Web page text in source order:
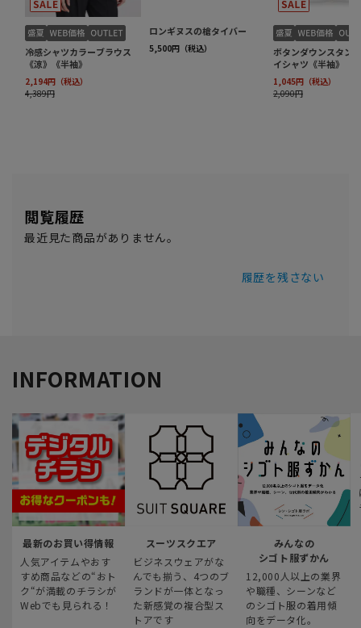
閲覧履歴
最近見た商品がありません。
履歴を残さない
INFORMATION
最新のお買い得情報
人気アイテムやおす
すめ商品などの“おト
ク“が満載のチラシが
Webでも見られる！
スーツスクエア
ビジネスウェアがな
んでも揃う、4つのブ
ランドが一体となっ
た新感覚の複合型ス
トアです
みんなの
シゴト服ずかん
12,000人以上の業界
や職種、シーンなど
のシゴト服の着用傾
向をデータ化。